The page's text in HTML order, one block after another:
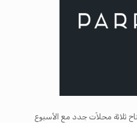
ثلاثة محلاّت جدد مع الأسبوع